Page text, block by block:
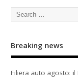
Breaking news
Filiera auto agosto: